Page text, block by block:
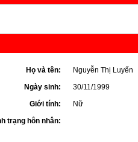
Họ và tên:
Nguyễn Thị Luyến
Ngày sinh:
30/11/1999
Giới tính:
Nữ
trạng hôn nhân: